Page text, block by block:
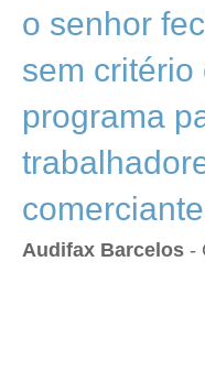
o senhor
sem critério
programa
Audifax Barcelos -